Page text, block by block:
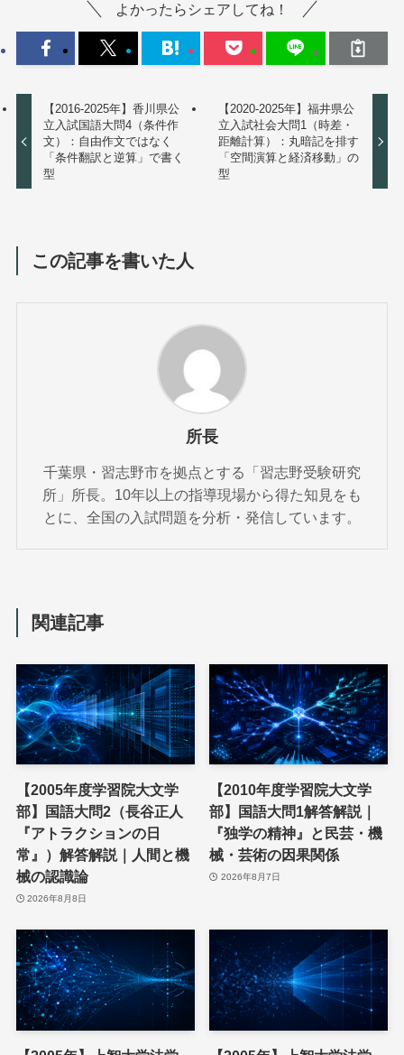
よかったらシェアしてね！
【2016-2025年】香川県公
立入試国語大問4（条件作
文）：自由作文ではなく
「条件翻訳と逆算」で書く
型
【2020-2025年】福井県公
立入試社会大問1（時差・
距離計算）：丸暗記を排す
「空間演算と経済移動」の
型
この記事を書いた人
所長
千葉県・習志野市を拠点とする「習志野受験研究
所」所長。10年以上の指導現場から得た知見をも
とに、全国の入試問題を分析・発信しています。
関連記事
【2005年度学習院大文学
部】国語大問2（長谷正人
『アトラクションの日
常』）解答解説｜人間と機
械の認識論
2026年8月8日
【2010年度学習院大文学
部】国語大問1解答解説｜
『独学の精神』と民芸・機
械・芸術の因果関係
2026年8月7日